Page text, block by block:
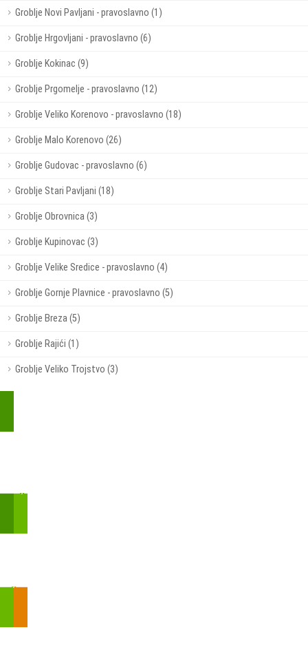
Groblje Novi Pavljani - pravoslavno (1)
Groblje Hrgovljani - pravoslavno (6)
Groblje Kokinac (9)
Groblje Prgomelje - pravoslavno (12)
Groblje Veliko Korenovo - pravoslavno (18)
Groblje Malo Korenovo (26)
Groblje Gudovac - pravoslavno (6)
Groblje Stari Pavljani (18)
Groblje Obrovnica (3)
Groblje Kupinovac (3)
Groblje Velike Sredice - pravoslavno (4)
Groblje Gornje Plavnice - pravoslavno (5)
Groblje Breza (5)
Groblje Rajići (1)
Groblje Veliko Trojstvo (3)